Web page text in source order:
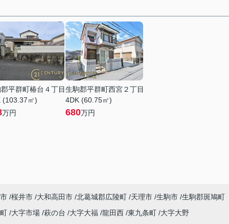
平群町椿台４丁目
(103.37㎡)
万円
生駒郡平群町西宮２丁目
4DK (60.75㎡)
680万円
桜井市 大和高田市 北葛城郡広陵町 天理市 生駒市 生駒郡斑鳩町
大字市場 萩の台 大字大福 龍田西 東九条町 大字大野